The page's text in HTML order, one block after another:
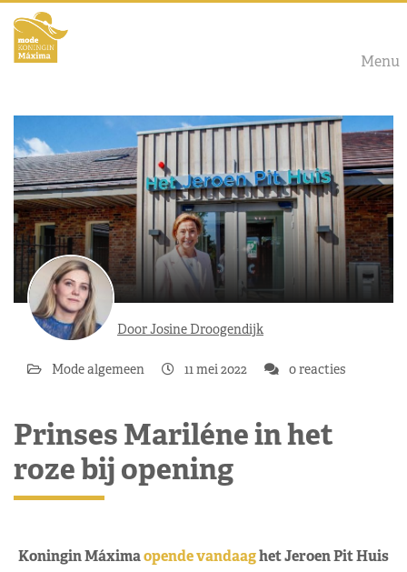
Menu
Door Josine Droogendijk
Mode algemeen 11 mei 2022 0 reacties
Prinses Mariléne in het
roze bij opening
Koningin Máximaopende vandaaghet Jeroen Pit Huis